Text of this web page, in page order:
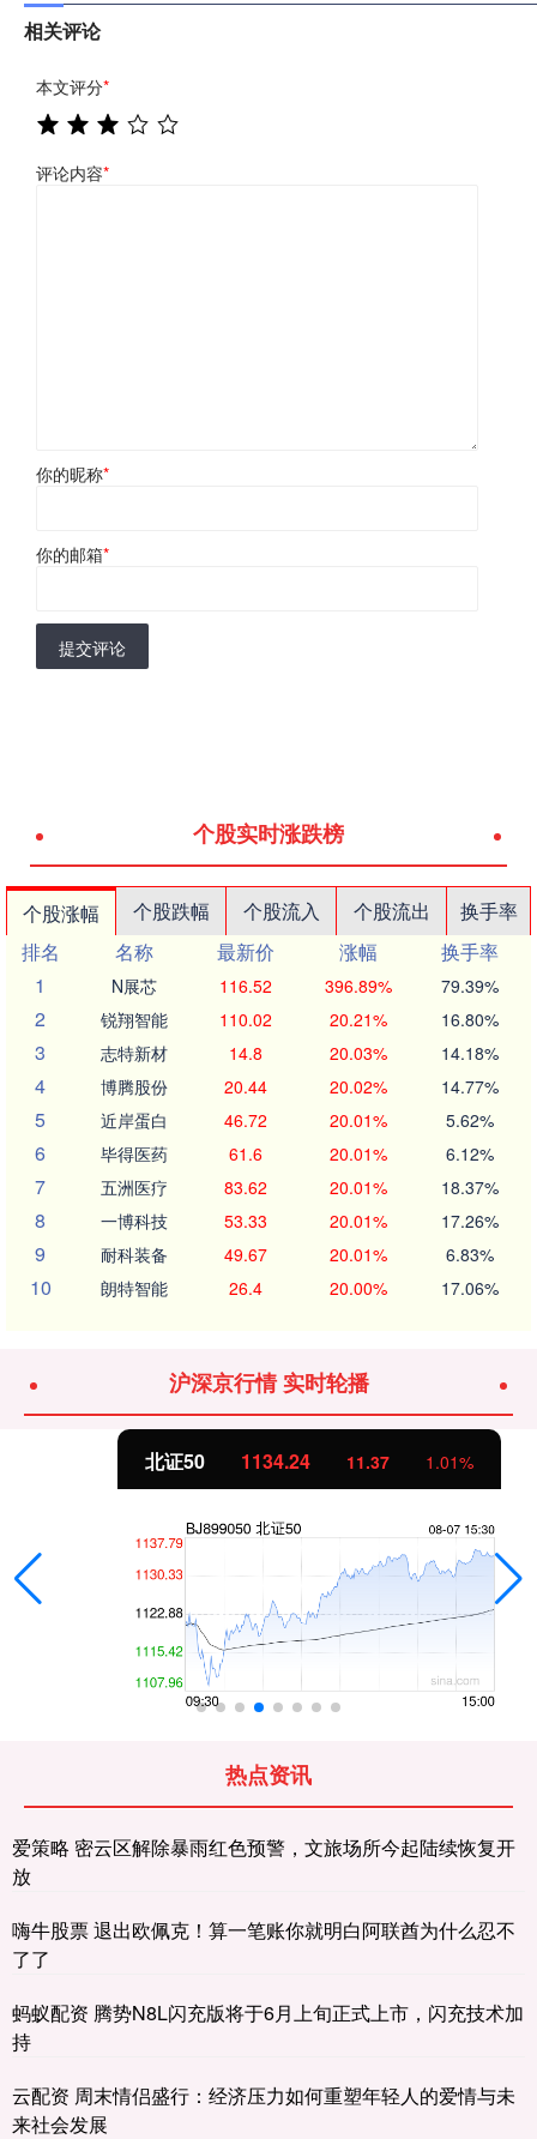
相关评论
本文评分*
评论内容*
你的昵称*
你的邮箱*
提交评论
个股实时涨跌榜
个股涨幅 个股跌幅 个股流入 个股流出
换手率
排名
名称 最新价 涨幅
换手率
1
N展芯 116.52 396.89% 79.39%
2 锐翔智能 110.02 20.21% 16.80%
3 志特新材 14.8 20.03% 14.18%
4 博腾股份 20.44 20.02% 14.77%
5 近岸蛋白 46.72 20.01% 5.62%
6 毕得医药 61.6 20.01% 6.12%
7 五洲医疗 83.62 20.01% 18.37%
8 一博科技 53.33 20.01% 17.26%
9 耐科装备 49.67 20.01% 6.83%
10 朗特智能 26.4 20.00% 17.06%
沪深京行情 实时轮播
北证50 1134.24 11.37 1.01%
热点资讯
爱策略 密云区解除暴雨红色预警，文旅场所今起陆续恢复开
放
嗨牛股票 退出欧佩克！算一笔账你就明白阿联酋为什么忍不
了了
蚂蚁配资 腾势N8L闪充版将于6月上旬正式上市，闪充技术加
持
云配资 周末情侣盛行：经济压力如何重塑年轻人的爱情与未
来社会发展